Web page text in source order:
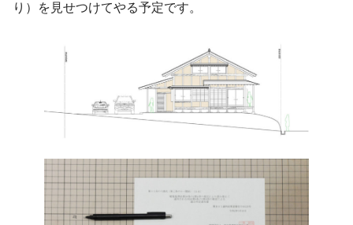
り）を見せつけてやる予定です。